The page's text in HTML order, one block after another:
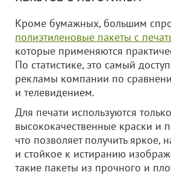
Кроме бумажных, большим
полиэтиленовые пакеты с
которые применяются
По статистике, это самый
рекламы компании по
и телевидением.
Для печати используются только
высококачественные краски и
что позволяет получить яркое,
и стойкое к истиранию
такие пакеты из прочного и